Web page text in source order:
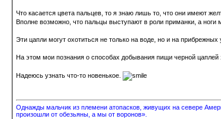
Что касается цвета пальцев, то я знаю лишь то, что они имеют
Вполне возможно, что пальцы выступают в роли приманки, а ноги
Эти цапли могут охотиться не только на воде, но и на
На этом мои познания о способах добывания пищи черной цаплей
Надеюсь узнать что-то новенькое.
Однажды мальчик из племени атопасков, живущих на севере
произошли от обезьяны, а мы от воронов».